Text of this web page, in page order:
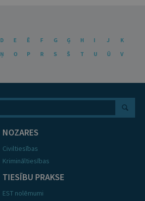
D E Ē F G Ģ H I J
K
Ņ O P R S Š T U Ū
V
NOZARES
Civiltiesības
Krimināltiesības
TIESĪBU PRAKSE
EST nolēmumi